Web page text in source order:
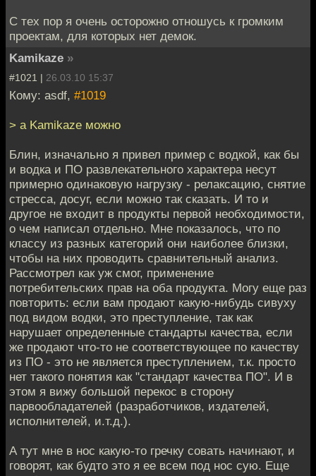
С тех пор я очень осторожно отношусь к громким
проектам, для которых нет демок.
Kamikaze »
#1021 | 26.03.10 15:37
Кому: asdf, #1019
> а Kamikaze можно
Блин, изначально я привел пример с водкой, как бы
и водка и ПО развлекательного характера несут
примерно одинаковую нагрузку - релаксацию, снятие
стресса, досуг, если можно так сказать. И то и
другое не входит в продукты первой необходимости,
о чем написал отдельно. Мне показалось, что по
классу из разных категорий они наиболее близки,
чтобы на них проводить сравнительный анализ.
Рассмотрел как уж смог, применение
потребительских прав на оба продукта. Могу еще раз
повторить: если вам продают какую-нибудь сивуху
под видом водки, это преступление, так как
нарушает определенные стандарты качества, если
же продают что-то не соответствующее по качеству
из ПО - это не является преступлением, т.к. просто
нет такого понятия как "стандарт качества ПО". И в
этом я вижу большой перекос в сторону
парвообладателей (разработчиков, издателей,
исполнителей, и.т.д.).
А тут мне в нос какую-то гречку совать начинают, и
говорят, как будто это я ее всем под нос сую. Еще